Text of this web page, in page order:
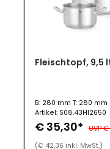
Fleischtopf, 9,5
B: 280 mm T: 280 mm
Artikel: S08.43HI2650
€ 35,30* UVP
(€ 42,36 inkl. MwSt.)